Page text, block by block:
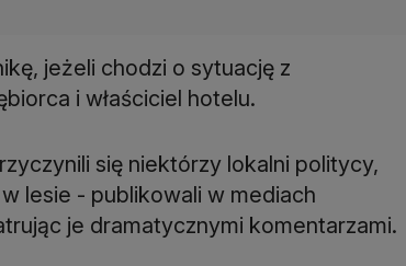
jeżeli chodzi o sytuację z
i właściciel hotelu.
się niektórzy lokalni politycy,
lesie - publikowali w mediach
je dramatycznymi komentarzami.